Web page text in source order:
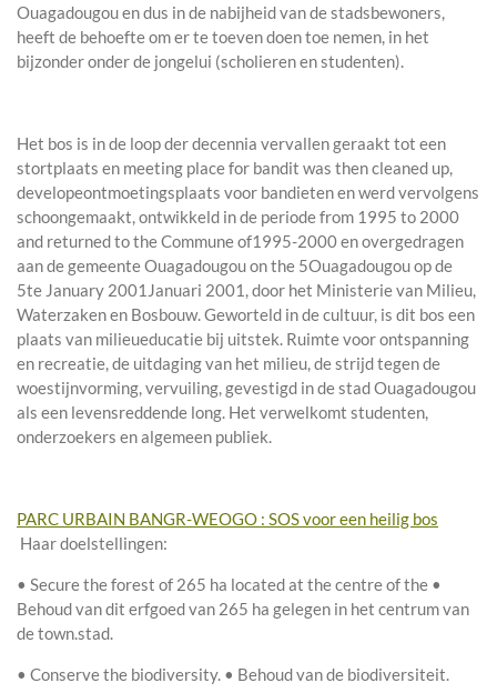
Ouagadougou en dus in de nabijheid van de stadsbewoners,
heeft de behoefte om er te toeven doen toe nemen, in het
bijzonder onder de jongelui (scholieren en studenten).
Het bos is in de loop der decennia vervallen geraakt tot een
stortplaats en meeting place for bandit was then cleaned up,
developeontmoetingsplaats voor bandieten en werd vervolgens
schoongemaakt, ontwikkeld in de periode from 1995 to 2000
and returned to the Commune of1995-2000 en overgedragen
aan de gemeente Ouagadougou on the 5Ouagadougou op de
5te January 2001Januari 2001, door het Ministerie van Milieu,
Waterzaken en Bosbouw. Geworteld in de cultuur, is dit bos een
plaats van milieueducatie bij uitstek. Ruimte voor ontspanning
en recreatie, de uitdaging van het milieu, de strijd tegen de
woestijnvorming, vervuiling, gevestigd in de stad Ouagadougou
als een levensreddende long. Het verwelkomt studenten,
onderzoekers en algemeen publiek.
PARC URBAIN BANGR-WEOGO : SOS voor een heilig bos
Haar doelstellingen:
• Secure the forest of 265 ha located at the centre of the •
Behoud van dit erfgoed van 265 ha gelegen in het centrum van
de town.stad.
• Conserve the biodiversity. • Behoud van de biodiversiteit.